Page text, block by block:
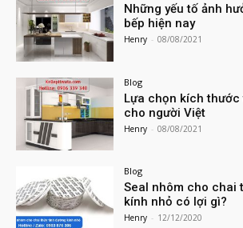
Những yếu tố ảnh
bếp hiện nay
Henry - 08/08/2021
Blog
Lựa chọn kích thước
cho người Việt
Henry - 08/08/2021
Blog
Seal nhôm cho chai
kính nhỏ có lợi gì?
Henry - 12/12/2020